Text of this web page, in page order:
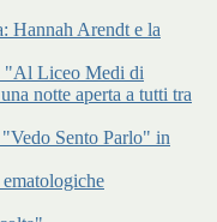
Hannah Arendt e la
"Al Liceo Medi di
notte aperta a tutti tra
Sento Parlo" in